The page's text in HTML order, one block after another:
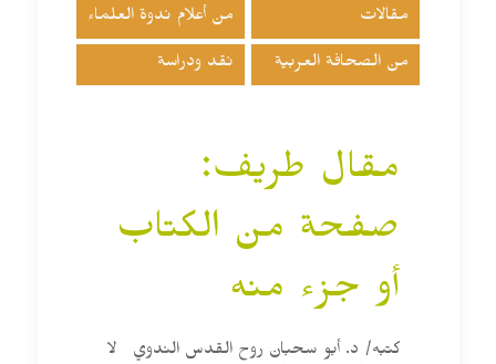
مقالات من أعلام ندوة العلماء
من الصحافة العربية نقد ودراسة
مقال طريف:
صفحة من الكتاب
أو جزء منه
كتبه/ د. أبو سحبان روح القدس الندوي لا